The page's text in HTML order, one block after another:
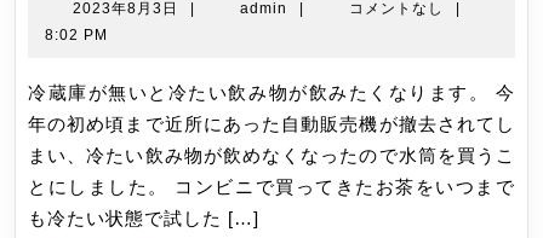
シ
ー
ズ
真
空
ス
2023年8月3日
2023
月
3
| admin admin
| コメントなし
|
8:02 PM
冷蔵庫が無いと冷たい飲み物が飲みたくなります。 今
年の初め頃まで近所にあった自動販売機が撤去されてし
まい、冷たい飲み物が飲めなくなったので水筒を買うこ
とにしました。 コンビニで買ってきたお茶をいつまで
も冷たい状態で試した […]